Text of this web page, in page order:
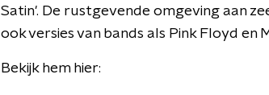
Satin'. De rustgevende omgeving aan
ook versies van bands als Pink Floyd en
Bekijk hem hier: